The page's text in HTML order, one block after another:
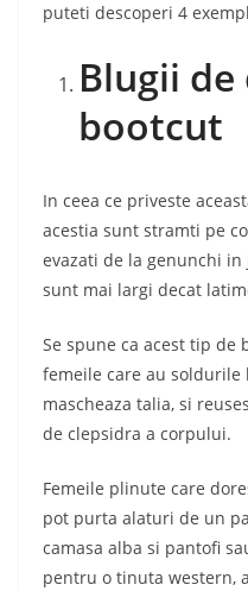
puteti descoperi 4
Blugii de
bootcut
In ceea ce priveste
acestia sunt stramti pe
evazati de la genunchi
sunt mai largi decat
Se spune ca acest tip
femeile care au
mascheaza talia, si
de clepsidra a corpului.
Femeile plinute care
pot purta alaturi de un
camasa alba si pantofi
pentru o tinuta western,